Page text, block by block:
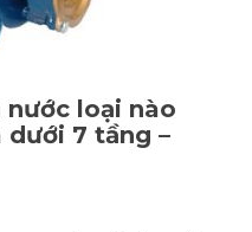
nước loại nào
dưới 7 tầng –